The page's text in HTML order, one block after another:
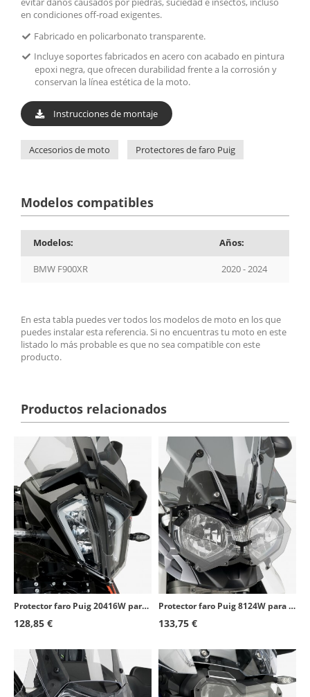
en condiciones off-road exigentes.
Fabricado en policarbonato transparente.
Incluye soportes fabricados en acero con acabado en pintura
epoxi negra, que ofrecen durabilidad frente a la corrosión y
conservan la línea estética de la moto.
Instrucciones de montaje
Accesorios de moto Protectores de faro Puig
Modelos compatibles
Modelos: Años:
BMW F900XR 2020 - 2024
En esta tabla puedes ver todos los modelos de moto en los que
puedes instalar esta referencia. Si no encuentras tu moto en este
listado lo más probable es que no sea compatible con este
producto.
Productos relacionados
Protector faro Puig 20416W para KTM 390/790/890 Adventure, R, SW, L, R Rally
128,85 €
Protector faro Puig 8124W para varios modelos de Triumph
133,75 €